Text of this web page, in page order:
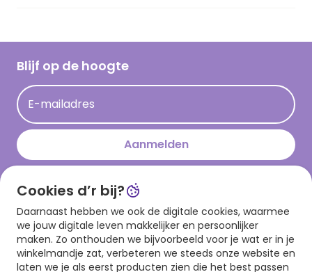
Hallmark Kaartclub
Acties
Persberichten
Hallmark en Kinderpostzegels
Cadeau inspiratie
Kaartinspiratie
Blijf op de hoogte
E-mailadres
Aanmelden
Download onze app
Cookies d’r bij?
Daarnaast hebben we ook de digitale cookies, waarmee
we jouw digitale leven makkelijker en persoonlijker
maken. Zo onthouden we bijvoorbeeld voor je wat er in je
winkelmandje zat, verbeteren we steeds onze website en
laten we je als eerst producten zien die het best passen